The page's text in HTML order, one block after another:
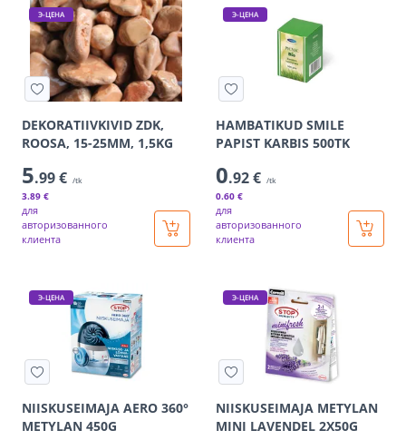
Э-ЦЕНА
DEKORATIIVKIVID ZDK,
ROOSA, 15-25MM, 1,5KG
5.99 € /tk
3.89 €
для
авторизованного
клиента
Э-ЦЕНА
HAMBATIKUD SMILE
PAPIST KARBIS 500TK
0.92 € /tk
0.60 €
для
авторизованного
клиента
Э-ЦЕНА
NIISKUSEIMAJA AERO 360°
METYLAN 450G
Э-ЦЕНА
NIISKUSEIMAJA METYLAN
MINI LAVENDEL 2X50G